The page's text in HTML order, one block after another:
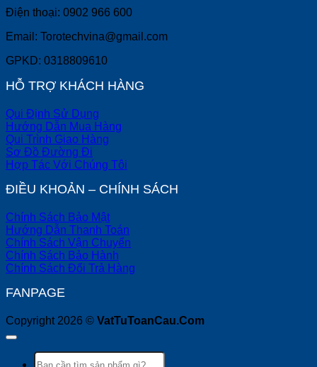
Điện thoại: 0902 966 600
Email: Torotechvina@gmail.com
GPKD: 0318809610
HỖ TRỢ KHÁCH HÀNG
Qui Định Sử Dụng
Hướng Dẫn Mua Hàng
Qui Trình Giao Hàng
Sơ Đồ Đường Đi
Hợp Tác Với Chúng Tôi
ĐIỀU KHOẢN – CHÍNH SÁCH
Chính Sách Bảo Mật
Hướng Dẫn Thanh Toán
Chính Sách Vận Chuyển
Chính Sách Bảo Hành
Chính Sách Đổi Trả Hàng
FANPAGE
Copyright 2026 © VatTuToanCau.Com
Tìm